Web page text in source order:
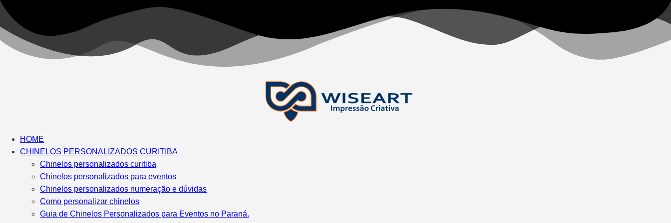
HOME
CHINELOS PERSONALIZADOS CURITIBA
Chinelos personalizados curitiba
Chinelos personalizados para eventos
Chinelos personalizados numeração e dúvidas
Como personalizar chinelos
Guia de Chinelos Personalizados para Eventos no Paraná.